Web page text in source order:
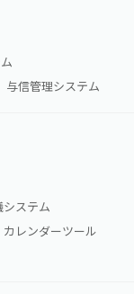
与信管理システム
ステム
カレンダーツール